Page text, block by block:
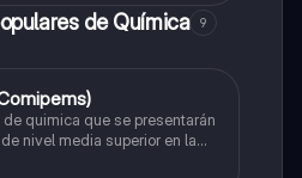
de Química 9
quimica que se presentarán
nivel media superior en la
valle de México